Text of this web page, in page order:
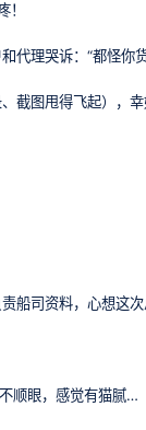
代理哭诉：“都怪你
截图甩得飞起），幸
船司资料，心想这次
顺眼，感觉有猫腻…